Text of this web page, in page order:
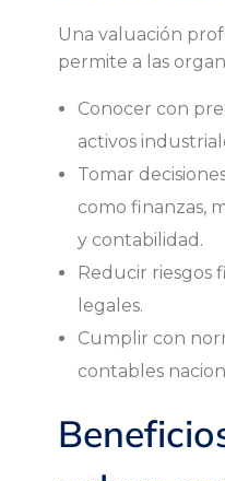
n
q
Una valuación
permite a las
Conocer con
activos
Tomar
como finanzas,
y contabilidad.
Reducir riesgos
legales.
Cumplir con
contables